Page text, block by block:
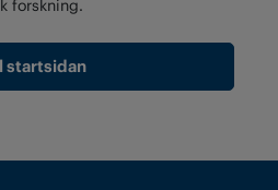
forskning.
startsidan